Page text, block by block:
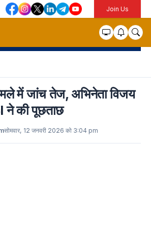
Join Us
में जांच तेज, अभिनेता विजय
ने की पूछताछ
सोमवार, 12 जनवरी 2026 को 3:04 pm